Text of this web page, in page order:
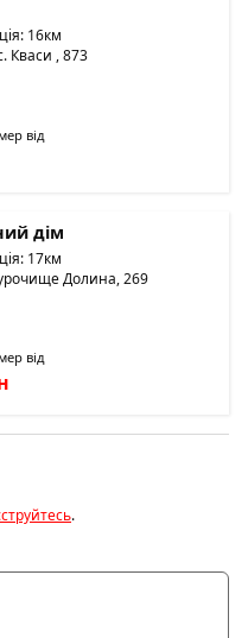
16км
Кваси , 873
від
дім
17км
Долина, 269
від
.